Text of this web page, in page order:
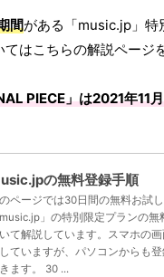
間がある「music.jp」特
はこちらの解説ページ
PIECE」は2021年11
の無料登録手順
ページでは30日間の無料お試
music.jp」の特別限定プランの無
て解説しています。スマホの
ていますが、パソコンからも
ます。 30 ...